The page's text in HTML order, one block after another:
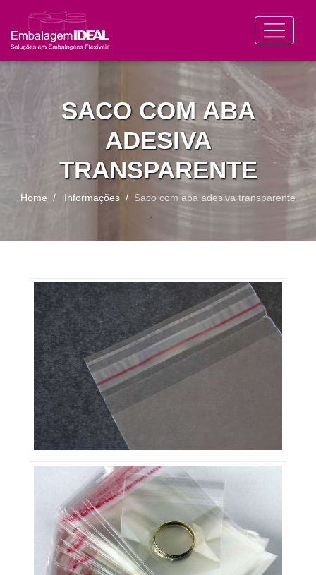
SACO COM ABA
ADESIVA
TRANSPARENTE
Home Informações Saco com aba adesiva transparente